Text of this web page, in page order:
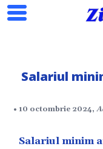
Salariul
• 10 octombrie 2024,
Salariul minim